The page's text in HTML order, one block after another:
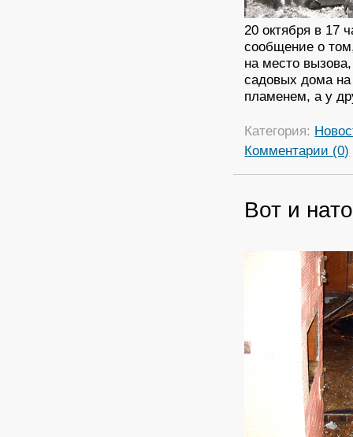
20 октября в 17
сообщение о
на место
садовых дома
пламенем, а у
Категория:
Комментарии (0)
Вот и